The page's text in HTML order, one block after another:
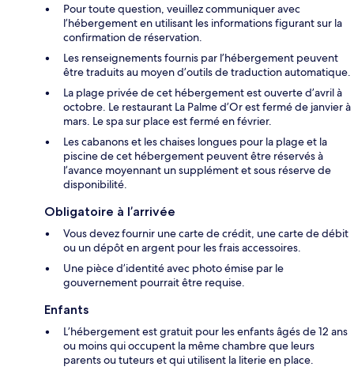
Pour toute question, veuillez communiquer avec
l’hébergement en utilisant les informations figurant sur la
confirmation de réservation.
Les renseignements fournis par l’hébergement peuvent
être traduits au moyen d’outils de traduction automatique.
La plage privée de cet hébergement est ouverte d’avril à
octobre. Le restaurant La Palme d’Or est fermé de janvier à
mars. Le spa sur place est fermé en février.
Les cabanons et les chaises longues pour la plage et la
piscine de cet hébergement peuvent être réservés à
l’avance moyennant un supplément et sous réserve de
disponibilité.
Obligatoire à l’arrivée
Vous devez fournir une carte de crédit, une carte de débit
ou un dépôt en argent pour les frais accessoires.
Une pièce d’identité avec photo émise par le
gouvernement pourrait être requise.
Enfants
L’hébergement est gratuit pour les enfants âgés de 12 ans
ou moins qui occupent la même chambre que leurs
parents ou tuteurs et qui utilisent la literie en place.